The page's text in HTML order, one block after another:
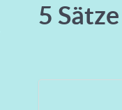
5 Sätze